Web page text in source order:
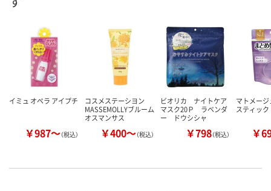
カゴへ カゴへ カ
イミュ オペラ アイプチ
￥987～（税込）
コスメステーシヨン
MASSEMOLLYブルーム
オスマンサス
￥400～（税込）
ビオリカ ナイトケア
マスク20Ｐ ラベンダ
ー ドウシシャ
￥798（税込）
マトメー
スティッ
￥